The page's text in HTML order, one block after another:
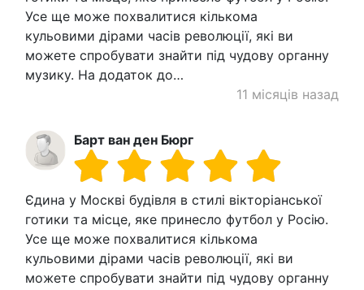
Усе ще може похвалитися кількома
кульовими дірами часів революції, які ви
можете спробувати знайти під чудову органну
музику. На додаток до…
11 місяців назад
Барт ван ден Бюрг
Єдина у Москві будівля в стилі вікторіанської
готики та місце, яке принесло футбол у Росію.
Усе ще може похвалитися кількома
кульовими дірами часів революції, які ви
можете спробувати знайти під чудову органну